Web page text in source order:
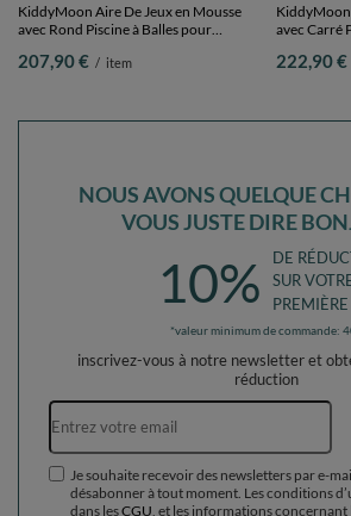
KiddyMoon Aire De Jeux en Mousse
avec Rond Piscine à Balles pour
poudre/perle, Piscine (200 Balles) +
207,90 € / item
KiddyMoon
avec Carré
poudre/
222,90 €
NOUS AVONS QUELQUE
VOUS JUSTE DIRE
10%
DE
SUR
*valeur minimum de commande:
inscrivez-vous à notre newsletter et
réduction
Adresse e-
Je souhaite recevoir des newsletters par e-
désabonner à tout moment. Les conditions
dans lesCGU , et les informations